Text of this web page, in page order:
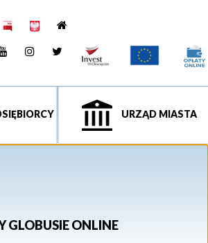
YouTUbeInstagramTwitter
URZĄD MIASTA
GLOBUSIE ONLINE